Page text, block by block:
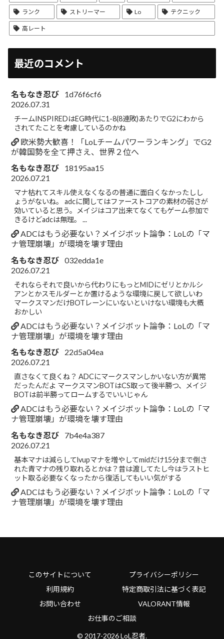
ランク ストリーマー Lo テクニック
高レート
最近のコメント
名もなき忍び
1d76f6cf6
2026.07.31
チームINSPIREDはEG時代に1-8(8連敗)あたりでG2にわから
されてたことを考慮しているのかね
欧米勢大歓喜！「LoLチームパワーランキング」でG2
が韓国勢を全て押さえ、世界２位へ
名もなき忍び
18195aa15
2026.07.21
マナ枯れてスキル使えなくなるの普通に面白くなかったしし
ょうがないね。 adcに関してはファーストコアの素材の弱さが
効いていると思う。メイジはコア出来てなくてもゲーム参加で
きるけどadcは無理。 ...
ADCはもう必要ない？メイジボット論争：LoLの「マ
ナ管理崩壊」が環境を壊す理由
名もなき忍び 032edda1e
2026.07.21
それならそれで良いから代わりにもっとMIDにゼリとかルシ
アンとかスモルダーとか置けるような環境に戻して欲しいわ
マークスマンだけBOTレーンにいないといけない環境も大概
おかしい
ADCはもう必要ない？メイジボット論争：LoLの「マ
ナ管理崩壊」が環境を壊す理由
名もなき忍び
22d5a04ea
2026.07.21
直さなくて良くね？ ADCにマークスマンしかいない方が異常
だったんだよ マークスマンBOTはCS取って後半勝つ、メイジ
BOTは前半勝ってロームするでいいじゃん
ADCはもう必要ない？メイジボット論争：LoLの「マ
ナ管理崩壊」が環境を壊す理由
名もなき忍び
7b4e4a387
2026.07.21
基本マナは減らしてlvupマナを増やしてmidだけ15分まで倒さ
れた青マナの残り取れるとかは？昔は渡してたし今はラストヒ
ット取る必要なくなったから復活してもいい気がする
ADCはもう必要ない？メイジボット論争：LoLの「マ
ナ管理崩壊」が環境を壊す理由
このサイトについて
プライバシーポリシー
利用規約
特定商取引法に基づく表記
お問い合わせ
VALORANT情報
お仕事のご相談
© 2017-2026 LoL忍者.